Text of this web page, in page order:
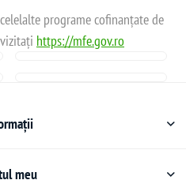
programe cofinanțate de
https://mfe.gov.ro
meu